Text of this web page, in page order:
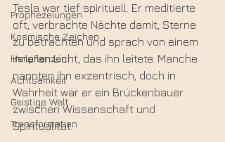
Prophezeiungen
Kosmische Zeichen
Heilpflanzen
Achtsamkeit
Geistige Welt
Transformation
Tesla war tief spirituell. Er meditierte
oft, verbrachte Nächte damit, Sterne
zu betrachten und sprach von einem
inneren Licht, das ihn leitete. Manche
nannten ihn exzentrisch, doch in
Wahrheit war er ein Brückenbauer
zwischen Wissenschaft und
Spiritualität.